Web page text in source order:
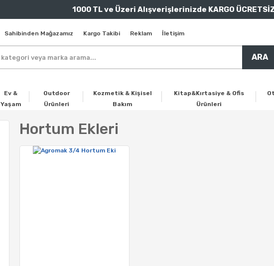
1000 TL ve Üzeri Alışverişlerinizde KARGO
Sahibinden Mağazamız Kargo Takibi Reklam İletişim
ARA
Ev &
Yaşam
Outdoor
Ürünleri
Kozmetik & Kişisel
Bakım
Kitap&Kırtasiye & Ofis
Ürünleri
Hortum Ekleri